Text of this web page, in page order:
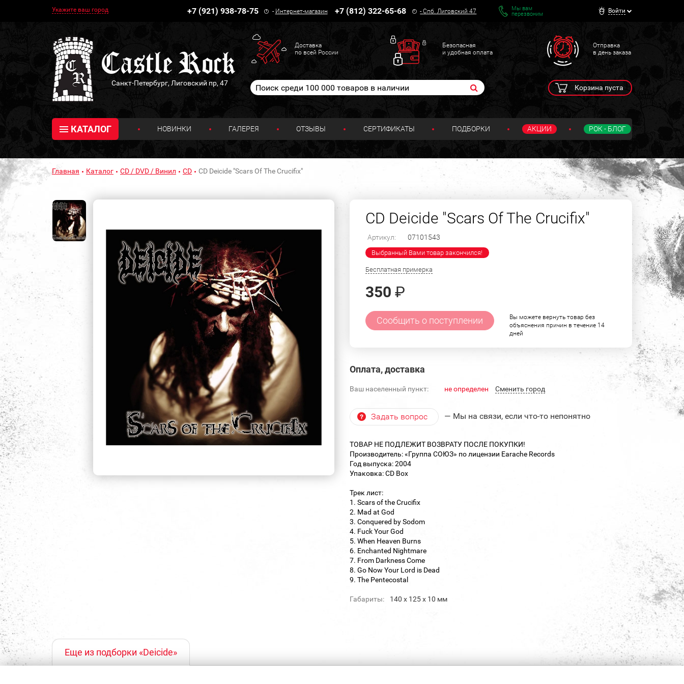
Укажите ваш город +7 (921) 938-78-75 - Интернет-магазин +7 (812) 322-65-68 -Спб. Лиговский 47
Мы вам
перезвоним
Войти
Санкт-Петербург, Лиговский пр, 47
Доставка
по всей России
Безопасная
и удобная оплата
Отправка
в день заказа
Корзина пуста
КАТАЛОГ НОВИНКИ ГАЛЕРЕЯ ОТЗЫВЫ СЕРТИФИКАТЫ ПОДБОРКИ АКЦИИ РОК - БЛОГ
Главная Каталог CD / DVD / Винил CD CD Deicide "Scars Of The Crucifix"
CD Deicide "Scars Of The Crucifix"
Артикул: 07101543
Выбранный Вами товар закончился!
Бесплатная примерка
350 ₽
Сообщить о поступлении
Вы можете вернуть товар без
объяснения причин в течение 14
дней
Оплата, доставка
Ваш населенный пункт: не определен Cменить город
Задать вопрос — Мы на связи, если что-то непонятно
ТОВАР НЕ ПОДЛЕЖИТ ВОЗВРАТУ ПОСЛЕ ПОКУПКИ!
Производитель: «Группа СОЮЗ» по лицензии Earache Records
Год выпуска: 2004
Упаковка: CD Box
Трек лист:
1. Scars of the Crucifix
2. Mad at God
3. Conquered by Sodom
4. Fuck Your God
5. When Heaven Burns
6. Enchanted Nightmare
7. From Darkness Come
8. Go Now Your Lord is Dead
9. The Pentecostal
Габариты: 140 х 125 х 10 мм
Еще из подборки «Deicide»